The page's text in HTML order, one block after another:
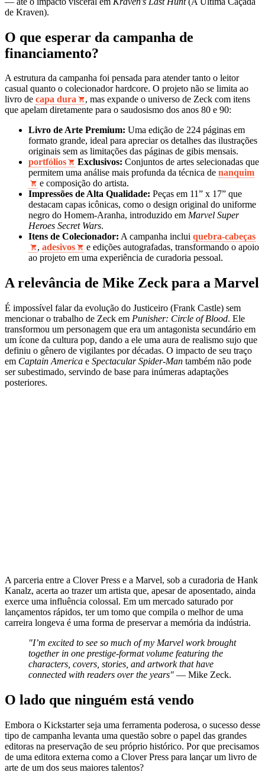
de Kraven).
O que esperar da campanha de
financiamento?
A estrutura da campanha foi pensada para atender tanto o leitor
casual quanto o colecionador hardcore. O projeto não se limita ao
livro de capa dura
, mas expande o universo de Zeck com itens
que apelam diretamente para o saudosismo dos anos 80 e 90:
Livro de Arte Premium: Uma edição de 224 páginas em
formato grande, ideal para apreciar os detalhes das ilustrações
originais sem as limitações das páginas de gibis mensais.
portfólios
Exclusivos: Conjuntos de artes selecionadas que
permitem uma análise mais profunda da técnica de nanquim
e composição do artista.
Impressões de Alta Qualidade: Peças em 11” x 17” que
destacam capas icônicas, como o design original do uniforme
negro do Homem-Aranha, introduzido em Marvel Super
Heroes Secret Wars.
Itens de Colecionador: A campanha inclui quebra-cabeças
, adesivos
e edições autografadas, transformando o apoio
ao projeto em uma experiência de curadoria pessoal.
A relevância de Mike Zeck para a Marvel
É impossível falar da evolução do Justiceiro (Frank Castle) sem
mencionar o trabalho de Zeck em Punisher: Circle of Blood. Ele
transformou um personagem que era um antagonista secundário em
um ícone da cultura pop, dando a ele uma aura de realismo sujo que
definiu o gênero de vigilantes por décadas. O impacto de seu traço
em Captain America e Spectacular Spider-Man também não pode
ser subestimado, servindo de base para inúmeras adaptações
posteriores.
A parceria entre a Clover Press e a Marvel, sob a curadoria de Hank
Kanalz, acerta ao trazer um artista que, apesar de aposentado, ainda
exerce uma influência colossal. Em um mercado saturado por
lançamentos rápidos, ter um tomo que compila o melhor de uma
carreira longeva é uma forma de preservar a memória da indústria.
"I’m excited to see so much of my Marvel work brought
together in one prestige-format volume featuring the
characters, covers, stories, and artwork that have
connected with readers over the years" — Mike Zeck.
O lado que ninguém está vendo
Embora o Kickstarter seja uma ferramenta poderosa, o sucesso desse
tipo de campanha levanta uma questão sobre o papel das grandes
editoras na preservação de seu próprio histórico. Por que precisamos
de uma editora externa como a Clover Press para lançar um livro de
arte de um dos seus maiores talentos?